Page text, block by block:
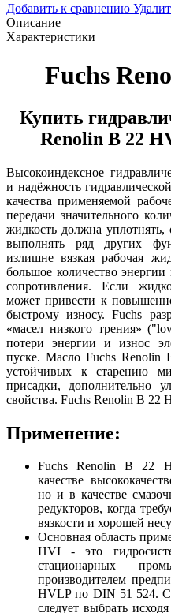
Добавить к сравнению
Описание
Характеристики
Fuchs
Купить
Renolin B 22
Высокоиндексное
и надёжность
качества применяемой
передачи значительного
жидкость должна
выполнять ряд других
излишне вязкая рабочая
большое количество энергии
сопротивления. Если
может привести к
быстрому износу. Fuchs
«масел низкого трения»
потери энергии и износ
пуске. Масло Fuchs Renolin
устойчивых к старению
присадки, дополнительно
свойства. Fuchs Renolin B 22
Применение:
Fuchs Renolin B 22
качестве
но и в качестве
редукторов, когда
вязкости и хорошей
Основная область
HVI - это
стационарных
производителем
HVLP по DIN 51 524.
следует выбрать